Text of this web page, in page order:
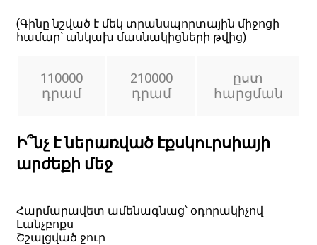
(Գինը նշված է մեկ տրանսպորտային միջոցի
համար՝ անկախ մասնակիցների թվից)
110000
դրամ
210000
դրամ
ըստ
հարցման
Ի՞նչ է ներառված էքսկուրսիայի
արժեքի մեջ
Հարմարավետ ամենագնաց՝ օդորակիչով
Լանչբոքս
Շշալցված ջուր